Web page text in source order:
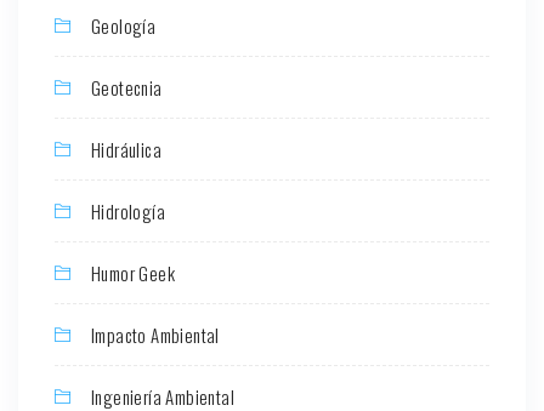
Geología
Geotecnia
Hidráulica
Hidrología
Humor Geek
Impacto Ambiental
Ingeniería Ambiental